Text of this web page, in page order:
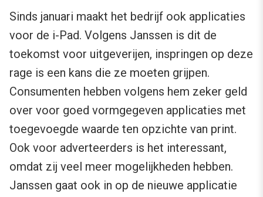
Sinds januari maakt het bedrijf ook applicaties
voor de i-Pad. Volgens Janssen is dit de
toekomst voor uitgeverijen, inspringen op deze
rage is een kans die ze moeten grijpen.
Consumenten hebben volgens hem zeker geld
over voor goed vormgegeven applicaties met
toegevoegde waarde ten opzichte van print.
Ook voor adverteerders is het interessant,
omdat zij veel meer mogelijkheden hebben.
Janssen gaat ook in op de nieuwe applicatie